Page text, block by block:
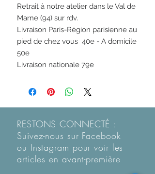
Retrait à notre atelier dans le Val de
Marne (94) sur rdv.
Livraison Paris-Région parisienne au
pied de chez vous 40e - A domicile
50e
Livraison nationale 79e
RESTONS CONNECTÉ :
Suivez-nous sur Facebook
ou Instagram pour voir les
articles en avant-première